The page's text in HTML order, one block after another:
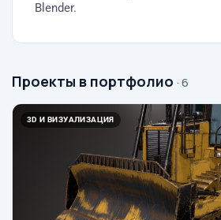
Blender.
Проекты в портфолио · 6
3D И ВИЗУАЛИЗАЦИЯ